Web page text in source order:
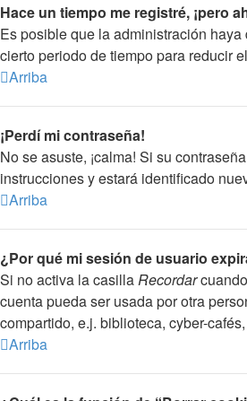
Hace un tiempo me registré, ¡pero
Es posible que la administración
cierto periodo de tiempo para reducir
Arriba
¡Perdí mi contraseña!
No se asuste, ¡calma! Si su
instrucciones y estará identificado
Arriba
¿Por qué mi sesión de usuario
Si no activa la casillaRecordar
cuenta pueda ser usada por otra
compartido, e.j. biblioteca, cyber-
Arriba